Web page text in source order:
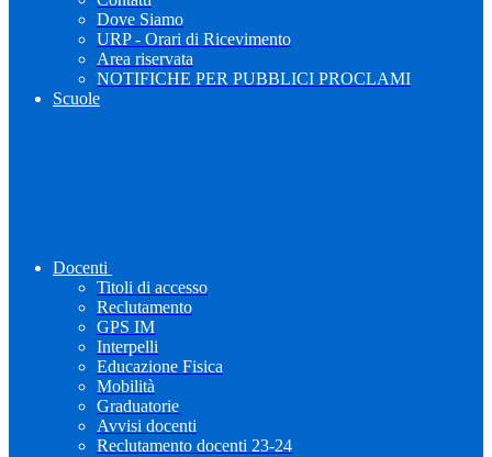
Dove Siamo
URP - Orari di Ricevimento
Area riservata
NOTIFICHE PER PUBBLICI PROCLAMI
Scuole
Docenti
Titoli di accesso
Reclutamento
GPS IM
Interpelli
Educazione Fisica
Mobilità
Graduatorie
Avvisi docenti
Reclutamento docenti 23-24